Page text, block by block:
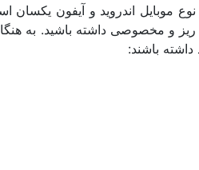
موبایل اندروید و آیفون یکسان
و مخصوصی داشته باشید. به
باشند: